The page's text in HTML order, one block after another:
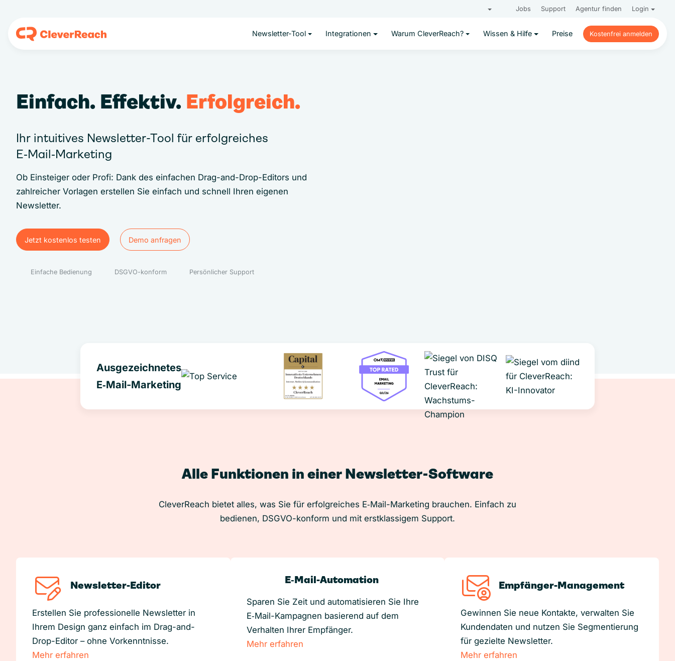
Jobs Support Agentur finden Login
Newsletter-Tool Integrationen Warum CleverReach? Wissen & Hilfe Preise
Kostenfrei anmelden
Kostenfrei anmelden
Einfach. Effektiv. Erfolgreich.
Ihr intuitives Newsletter-Tool für erfolgreiches
E‑Mail‑Marketing
Ob Einsteiger oder Profi: Dank des einfachen Drag-and-Drop-Editors und
zahlreicher Vorlagen erstellen Sie einfach und schnell Ihren eigenen
Newsletter.
Jetzt kostenlos testen
Jetzt kostenlos testen
Demo anfragen
Demo anfragen
Einfache Bedienung DSGVO-konform Persönlicher Support
Ausgezeichnetes
E‑Mail-Marketing
Alle Funktionen in einer Newsletter-Software
CleverReach bietet alles, was Sie für erfolgreiches E‑Mail-Marketing brauchen. Einfach zu
bedienen, DSGVO-konform und mit erstklassigem Support.
Newsletter-Editor
Erstellen Sie professionelle Newsletter in
Ihrem Design ganz einfach im Drag-and-
Drop-Editor – ohne Vorkenntnisse.
Mehr erfahren
E‑Mail-Automation
Sparen Sie Zeit und automatisieren Sie Ihre
E‑Mail-Kampagnen basierend auf dem
Verhalten Ihrer Empfänger.
Mehr erfahren
Empfänger-Management
Gewinnen Sie neue Kontakte, verwalten Sie
Kundendaten und nutzen Sie Segmentierung
für gezielte Newsletter.
Mehr erfahren